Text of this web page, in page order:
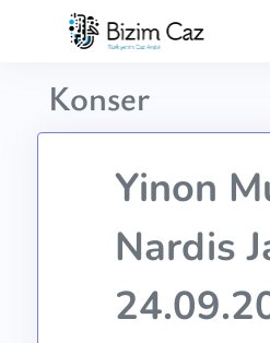
Konser
Yinon
Nardis